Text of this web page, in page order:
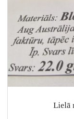
Lielā